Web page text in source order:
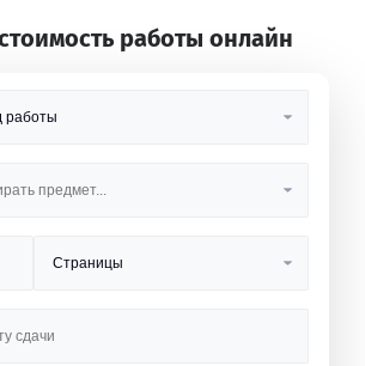
работы онлайн